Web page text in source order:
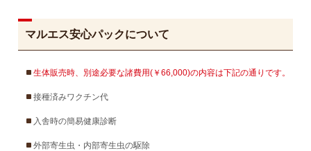
マルエス安心パックについて
生体販売時、別途必要な諸費用(￥66,000)の内容は下記の通りです。
接種済みワクチン代
入舎時の簡易健康診断
外部寄生虫・内部寄生虫の駆除